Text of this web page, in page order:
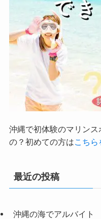
沖縄で初体験のマリン
の？初めての方はこちら
最近の投稿
沖縄の海でアルバイト